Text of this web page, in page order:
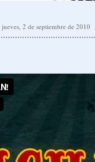
jueves, 2 de septiembre de 2010